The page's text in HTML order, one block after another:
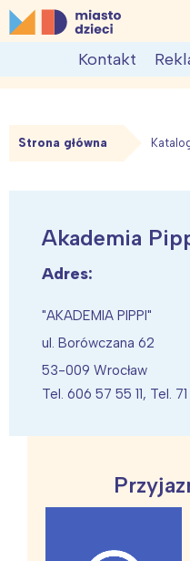
Skip
to
MiastoDzieci.pl
atrakcje dla dzieci,
Kontakt
Strona główna
Akademia
Adres:
"AKADEMIA PIPPI"
ul. Borówczana 62
53-009 Wrocław
Tel. 606 57 55 11, Tel.